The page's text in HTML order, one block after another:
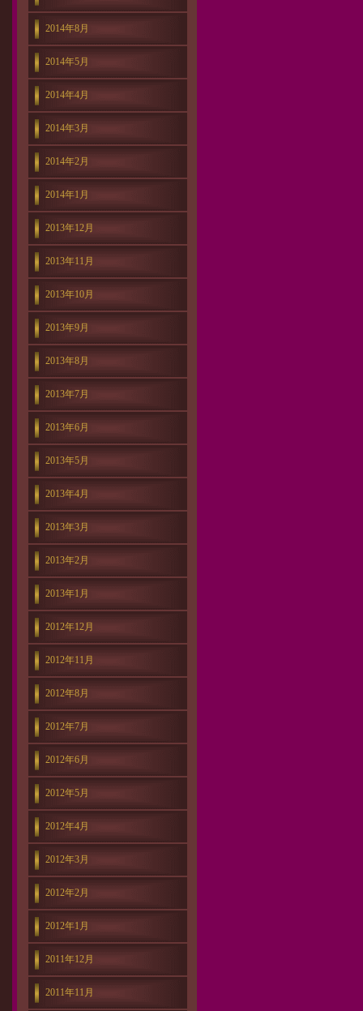
2014年8月
2014年5月
2014年4月
2014年3月
2014年2月
2014年1月
2013年12月
2013年11月
2013年10月
2013年9月
2013年8月
2013年7月
2013年6月
2013年5月
2013年4月
2013年3月
2013年2月
2013年1月
2012年12月
2012年11月
2012年8月
2012年7月
2012年6月
2012年5月
2012年4月
2012年3月
2012年2月
2012年1月
2011年12月
2011年11月